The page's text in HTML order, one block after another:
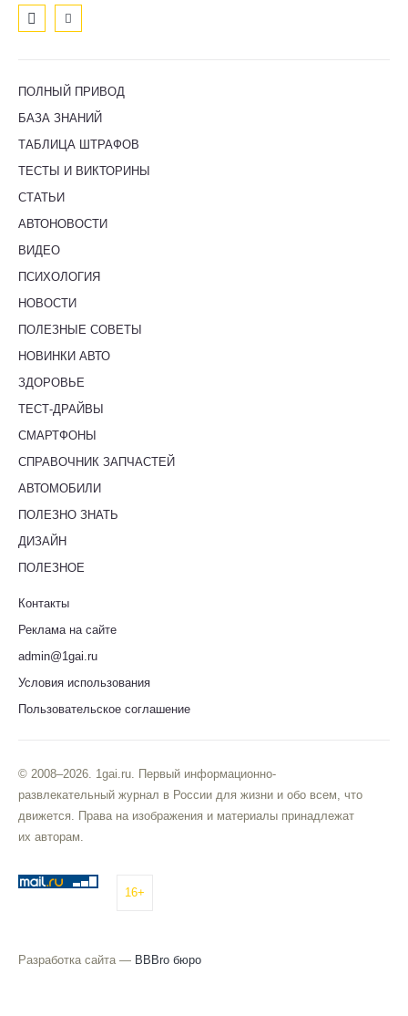
ПОЛНЫЙ ПРИВОД
БАЗА ЗНАНИЙ
ТАБЛИЦА ШТРАФОВ
ТЕСТЫ И ВИКТОРИНЫ
СТАТЬИ
АВТОНОВОСТИ
ВИДЕО
ПСИХОЛОГИЯ
НОВОСТИ
ПОЛЕЗНЫЕ СОВЕТЫ
НОВИНКИ АВТО
ЗДОРОВЬЕ
ТЕСТ-ДРАЙВЫ
СМАРТФОНЫ
СПРАВОЧНИК ЗАПЧАСТЕЙ
АВТОМОБИЛИ
ПОЛЕЗНО ЗНАТЬ
ДИЗАЙН
ПОЛЕЗНОЕ
Контакты
Реклама на сайте
admin@1gai.ru
Условия использования
Пользовательское соглашение
© 2008–2026. 1gai.ru. Первый информационно-
развлекательный журнал в России для жизни и обо всем, что
движется. Права на изображения и материалы принадлежат
их авторам.
16+
Разработка сайта — BBBro бюро